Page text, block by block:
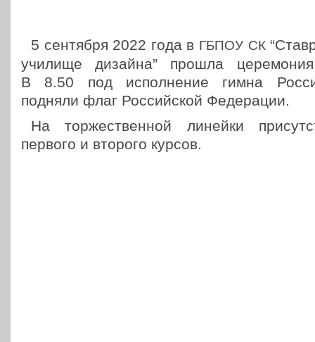
5 сен­тяб­ря 2022 года в ГБПОУ СК
училище дизайна” прошла
В 8.50 под испол­не­ние гимна
подняли флаг Рос­сий­ской Федерации.
На тор­же­ствен­ной линейки
первого и второго курсов.